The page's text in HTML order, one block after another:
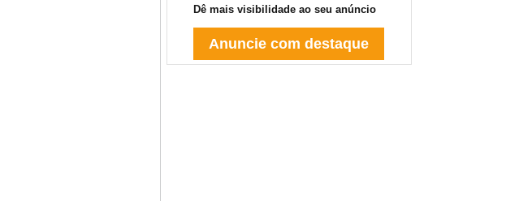
Dê mais visibilidade ao seu anúncio
Anuncie com destaque